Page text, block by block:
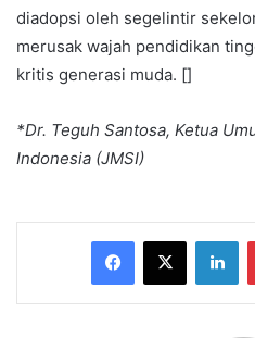
diadopsi oleh segelintir
merusak wajah pendidikan
kritis generasi muda. []
*Dr. Teguh Santosa, Ketua
Indonesia (JMSI)
Facebook
X